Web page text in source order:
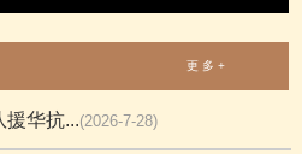
更 多 +
援华抗...(2026-7-28)